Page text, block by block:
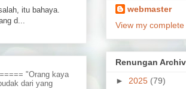
itu bahaya.
d...
"Orang kaya
dari yang
webmaster
View my
Renungan
► 2025 (79)